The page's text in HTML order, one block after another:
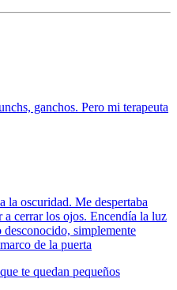
ganchos. Pero mi terapeuta
la oscuridad. Me despertaba
cerrar los ojos. Encendía la luz
simplemente
de la puerta
te quedan pequeños